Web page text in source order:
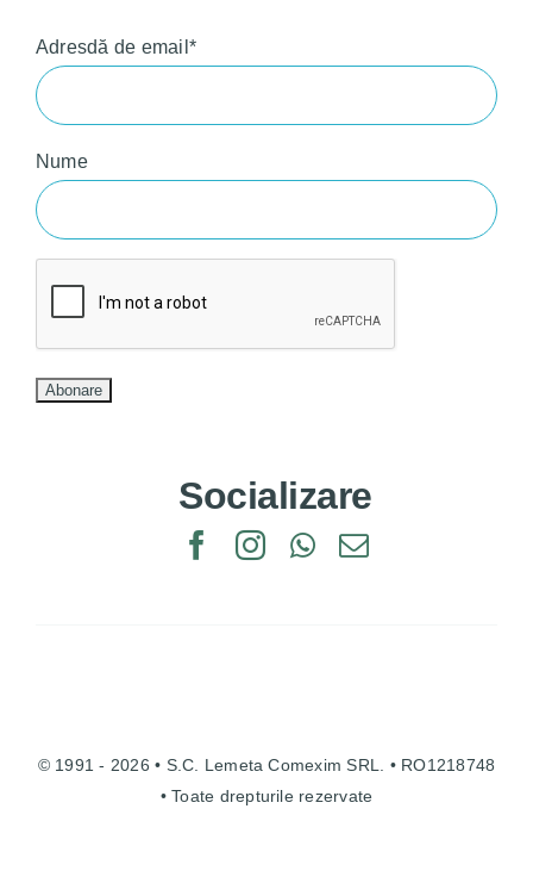
Adresdă de email*
Nume
Socializare
© 1991 - 2026 • S.C. Lemeta Comexim SRL. • RO1218748
• Toate drepturile rezervate